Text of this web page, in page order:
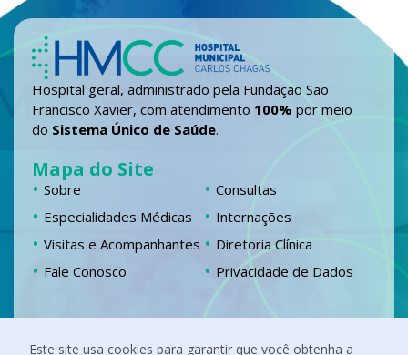
Este site usa cookies para garantir que você obtenha a
Hospital geral, administrado pela Fundação São
Francisco Xavier, com atendimento 100% por meio
do Sistema Único de Saúde.
Mapa do Site
Sobre
Consultas
Especialidades Médicas
Internações
Visitas e Acompanhantes
Diretoria Clínica
Fale Conosco
Privacidade de Dados